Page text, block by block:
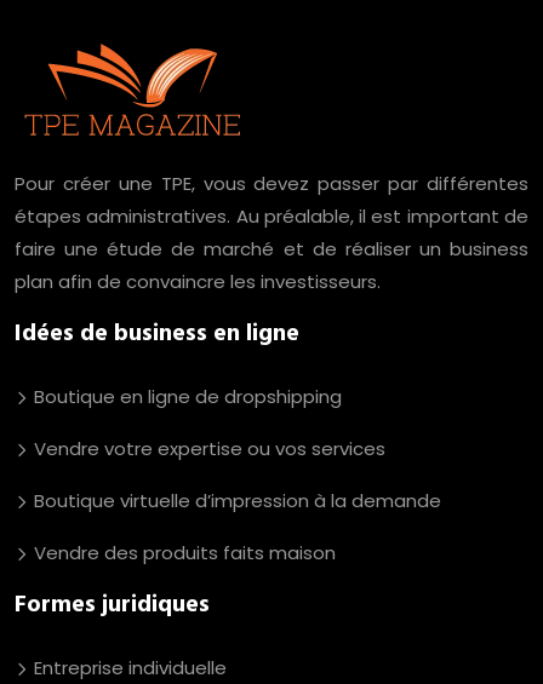
Pour créer une TPE, vous devez passer par différentes
étapes administratives. Au préalable, il est important de
faire une étude de marché et de réaliser un business
plan afin de convaincre les investisseurs.
Idées de business en ligne
Boutique en ligne de dropshipping
Vendre votre expertise ou vos services
Boutique virtuelle d’impression à la demande
Vendre des produits faits maison
Formes juridiques
Entreprise individuelle